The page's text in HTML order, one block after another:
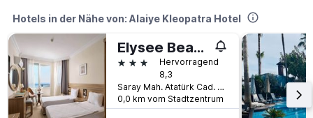
Hotels in der Nähe von: Alaiye Kleopatra Hotel
Elysee Beach Hotel
3 SterneHervorragend
8,3
Saray Mah. Atatürk Cad. no: 145, Alanya, Türkei
0,0 km vom Stadtzentrum